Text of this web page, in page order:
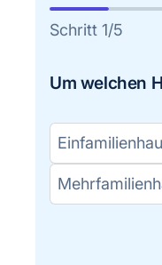
Schritt 1/5
Um welchen